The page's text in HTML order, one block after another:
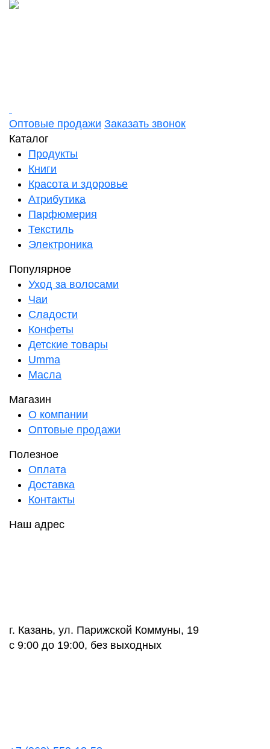
Оптовые продажи Заказать звонок
Каталог
Продукты
Книги
Красота и здоровье
Атрибутика
Парфюмерия
Текстиль
Электроника
Популярное
Уход за волосами
Чаи
Сладости
Конфеты
Детские товары
Umma
Масла
Магазин
О компании
Оптовые продажи
Полезное
Оплата
Доставка
Контакты
Наш адрес
г. Казань, ул. Парижской Коммуны, 19
с 9:00 до 19:00, без выходных